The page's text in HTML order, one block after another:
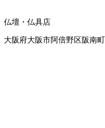
仏壇・仏具店
大阪府大阪市阿倍野区阪南